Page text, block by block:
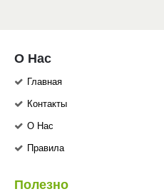
О Нас
Главная
Контакты
О Нас
Правила
Полезно